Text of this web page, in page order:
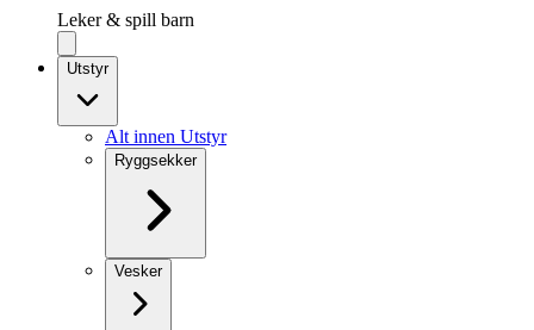
Leker & spill barn
Utstyr
Alt innen Utstyr
Ryggsekker
Vesker